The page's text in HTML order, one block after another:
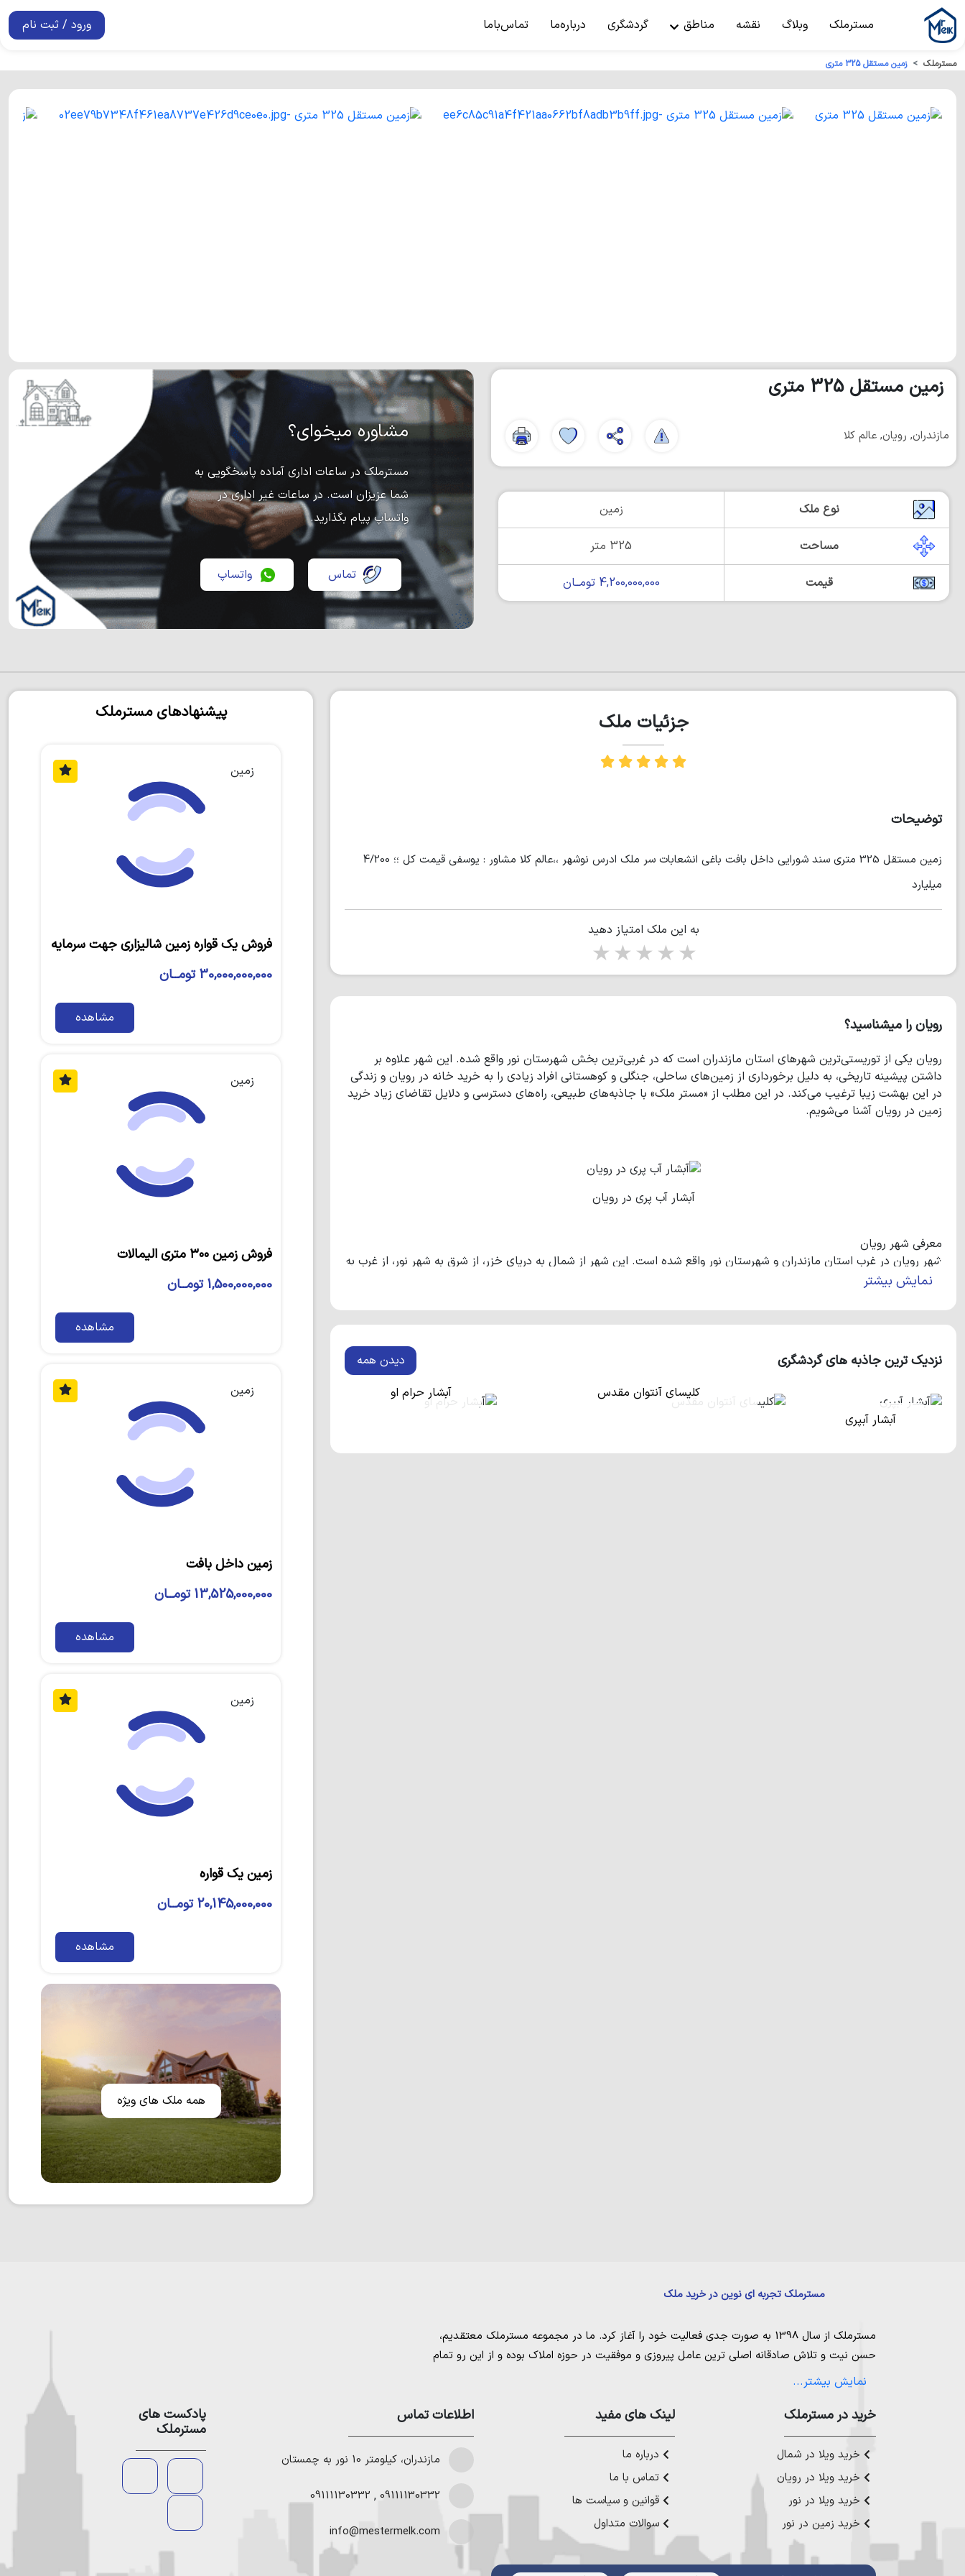
مسترملک وبلاگ نقشه مناطق گردشگری درباره‌ما تماس‌باما ورود / ثبت نام
مسترملک زمين مستقل 325 متري
زمين مستقل 325 متري
مازندران, رویان, عالم کلا
نوع ملک زمین
مساحت 325 متر
قیمت 4,200,000,000 تومــان
مشاوره میخوای؟
مسترملک در ساعات اداری آماده پاسخگویی به
شما عزیزان است. در ساعات غیر اداری در
واتساپ پیام بگذارید.
تماس واتساپ
جزئیات ملک
توضیحات
زمين مستقل 325 متري سند شورايي داخل بافت باغي انشعابات سر ملك ادرس نوشهر ،،عالم كلا مشاور : يوسفي قيمت كل ؛؛ 4/200
ميليارد
به این ملک امتیاز دهید
5 stars
4 stars
3 stars
2 stars
رویان را میشناسید؟
رویان یکی از توریستی‌ترین شهرهای استان مازندران است که در غربی‌ترین بخش شهرستان نور واقع شده. این شهر علاوه بر
داشتن پیشینه تاریخی، به دلیل برخورداری از زمین‌های ساحلی، جنگلی و کوهستانی افراد زیادی را به خرید خانه در رویان و زندگی
در این بهشت زیبا ترغیب می‌کند. در این مطلب از «مستر ملک» با جاذبه‌های طبیعی، راه‌های دسترسی و دلایل تقاضای زیاد خرید
زمین در رویان آشنا می‌شویم.
آبشار آب پری در رویان
معرفی شهر رویان
شهر رویان در غرب استان مازندران و شهرستان نور واقع شده است. این شهر از شمال به دریای خزر، از شرق به شهر نور، از غرب به
جاذبه‌های طبیعی و اماکن دیدنی شهر رویان
شهر رویان به دلیل برخورداری از سواحل زیبا، پوشش جنگلی و ناحیه کوهستانی، یکی از پربازدیدترین مناطق شمال کشور محسوب
می‌شود. پارک جنگلی رویان با مساحت 205 هکتار و امکانات رفاهی متعدد، در ابتدای مسیر کوهستانی قرار دارد. به دلیل وجود
پلاژهای مردانه و زنانه و ویلاهای خوش‌ساخت زیادی که در نزدیکی دریا واقع شده است، در ایام تعطیل سواحل رویان از شلوغ‌ترین
تماشایی هستند که در نزدیکی شهر رویان واقع شده‌اند.
نمایش بیشتر
نزدیک ترین جاذبه های گردشگری دیدن همه
آبشار آبپری
کلیسای آنتوان مقدس آبشار حرام او
پیشنهادهای مسترملک
زمین
فروش یک قواره زمین شالیزاری جهت سرمایه‌
30,000,000,000 تومــان
مشاهده
زمین
فروش زمین ۳۰۰ متری الیمالات
1,500,000,000 تومــان
مشاهده
زمین
زمین داخل بافت
13,525,000,000 تومــان
مشاهده
زمین
زمین یک قواره
20,145,000,000 تومــان
مشاهده
همه ملک های ویژه
مسترملک تجربه ای نوین در خرید ملک
مسترملک از سال 1398 به صورت جدی فعالیت خود را آغاز کرد. ما در مجموعه مسترملک معتقدیم،
حسن نیت و تلاش صادقانه اصلی ترین عامل پیروزی و موفقیت در حوزه املاک بوده و از این رو تمام
مساعی خویش را به کار میگیریم تا بتوانیم با صداقت کامل بهترین ها را برای مشتریانمان به ارمغان
ملک در شمال،خرید زمین در نور خرید زمین در چمستان،خرید زمین در نوشهر
خرید زمین در
رویان،خرید زمین در محمودآباد خرید ویلا در شمال،خرید ویلا در نور
خرید ویلا در
چمستان ،خرید ویلا در نوشهر خرید ویلا در محمودآبادو
عزیز خدمت کنیم.
نمایش بیشتر...
خرید در مستر‌ملک
خرید ویلا در شمال
خرید ویلا در رویان
خرید ویلا در نور
خرید زمین در نور
لینک های مفید
درباره ما
تماس با ما
قوانین و سیاست ها
سوالات متداول
اطلاعات تماس
مازندران، کیلومتر 10 نور به چمستان
09111130332
,
09111130332
info@mestermelk.com
پادکست های
مسترملک